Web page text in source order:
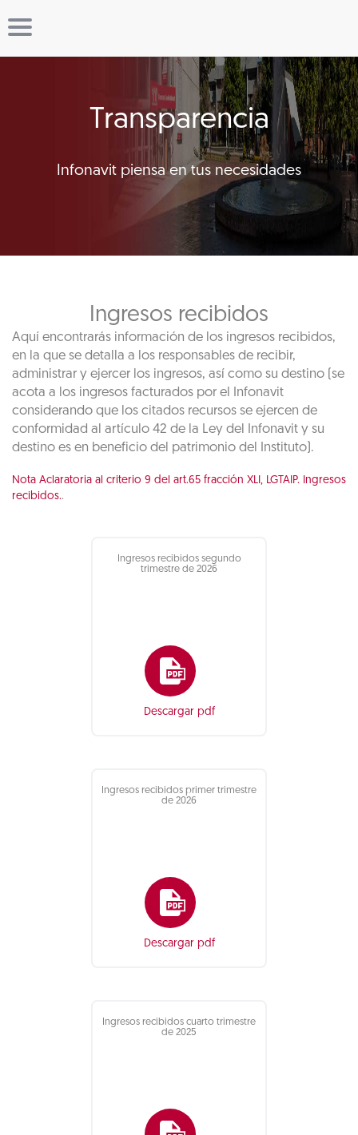
Transparencia
Infonavit piensa en tus necesidades
Ingresos recibidos
Aquí encontrarás información de los ingresos recibidos,
en la que se detalla a los responsables de recibir,
administrar y ejercer los ingresos, así como su destino (se
acota a los ingresos facturados por el Infonavit
considerando que los citados recursos se ejercen de
conformidad al artículo 42 de la Ley del Infonavit y su
destino es en beneficio del patrimonio del Instituto).
Nota Aclaratoria al criterio 9 del art.65 fracción XLI, LGTAIP. Ingresos
recibidos..
Ingresos recibidos segundo
trimestre de 2026
Descargar pdf
Ingresos recibidos primer trimestre
de 2026
Descargar pdf
Ingresos recibidos cuarto trimestre
de 2025